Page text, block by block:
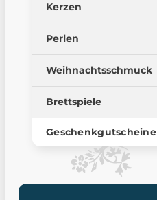
Kerzen
Perlen
Weihnachtsschmuck
Brettspiele
Geschenkgutscheine